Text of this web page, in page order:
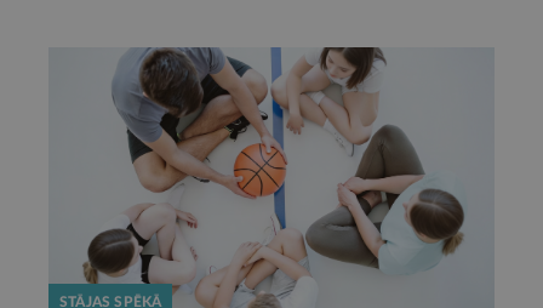
STĀJAS SPĒKĀ